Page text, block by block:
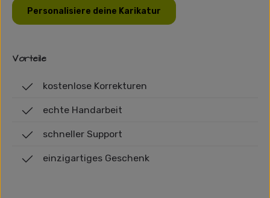
Personalisiere deine Karikatur
Vorteile
kostenlose Korrekturen
echte Handarbeit
schneller Support
einzigartiges Geschenk